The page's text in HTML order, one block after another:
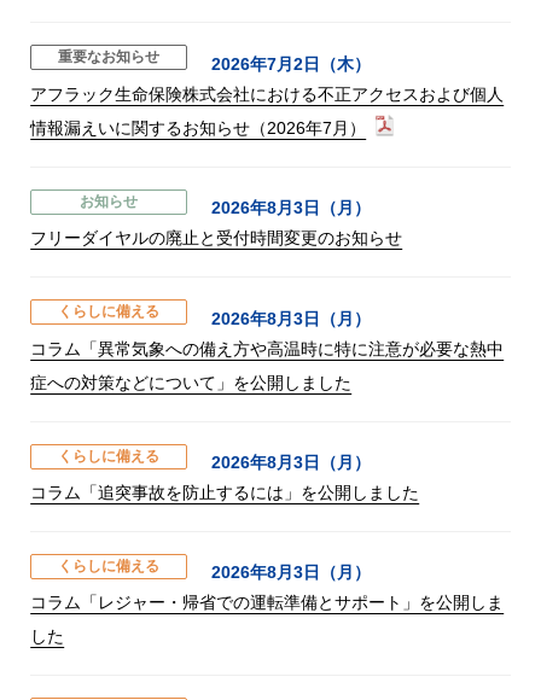
重要なお知らせ
2026年7月2日（木）
アフラック生命保険株式会社における不正アクセスおよび個人
情報漏えいに関するお知らせ（2026年7月）
お知らせ
2026年8月3日（月）
フリーダイヤルの廃止と受付時間変更のお知らせ
くらしに備える
2026年8月3日（月）
コラム「異常気象への備え方や高温時に特に注意が必要な熱中
症への対策などについて」を公開しました
くらしに備える
2026年8月3日（月）
コラム「追突事故を防止するには」を公開しました
くらしに備える
2026年8月3日（月）
コラム「レジャー・帰省での運転準備とサポート」を公開しま
した